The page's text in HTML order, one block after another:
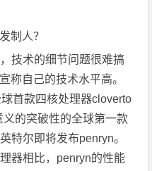
人？
术的细节问题很难搞
称自己的技术水平高。
首款四核处理器cloverto
的突破性的全球第一款
特尔即将发布penryn。
器相比，penryn的性能